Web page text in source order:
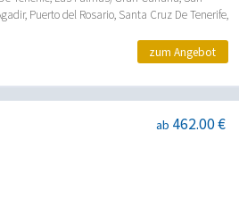
Puerto del Rosario, Santa Cruz De Tenerife,
zum Angebot
ab 462.00 €